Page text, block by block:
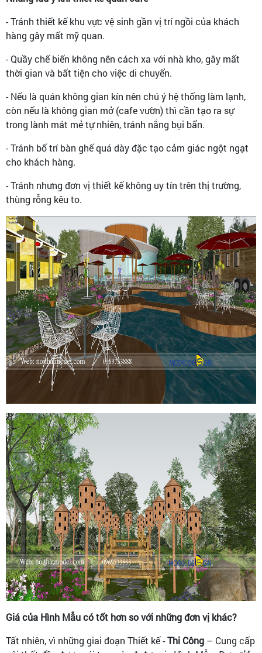
- Tránh thiết kế khu vực vệ sinh gần vị trí ngồi của khách
hàng gây mất mỹ quan.
- Quầy chế biến không nên cách xa với nhà kho, gây mất
thời gian và bất tiện cho việc di chuyển.
- Nếu là quán không gian kín nên chú ý hệ thống làm lạnh,
còn nếu là không gian mở (cafe vườn) thì cần tạo ra sự
trong lành mát mẻ tự nhiên, tránh nắng bụi bẩn.
- Tránh bố trí bàn ghế quá dày đặc tạo cảm giác ngột ngạt
cho khách hàng.
- Tránh nhưng đơn vị thiết kế không uy tín trên thị trường,
thùng rỗng kêu to.
Giá của Hình Mẫu có tốt hơn so với những đơn vị khác?
Tất nhiên, vì những giai đoạn Thiết kế -Thi Công – Cung cấp